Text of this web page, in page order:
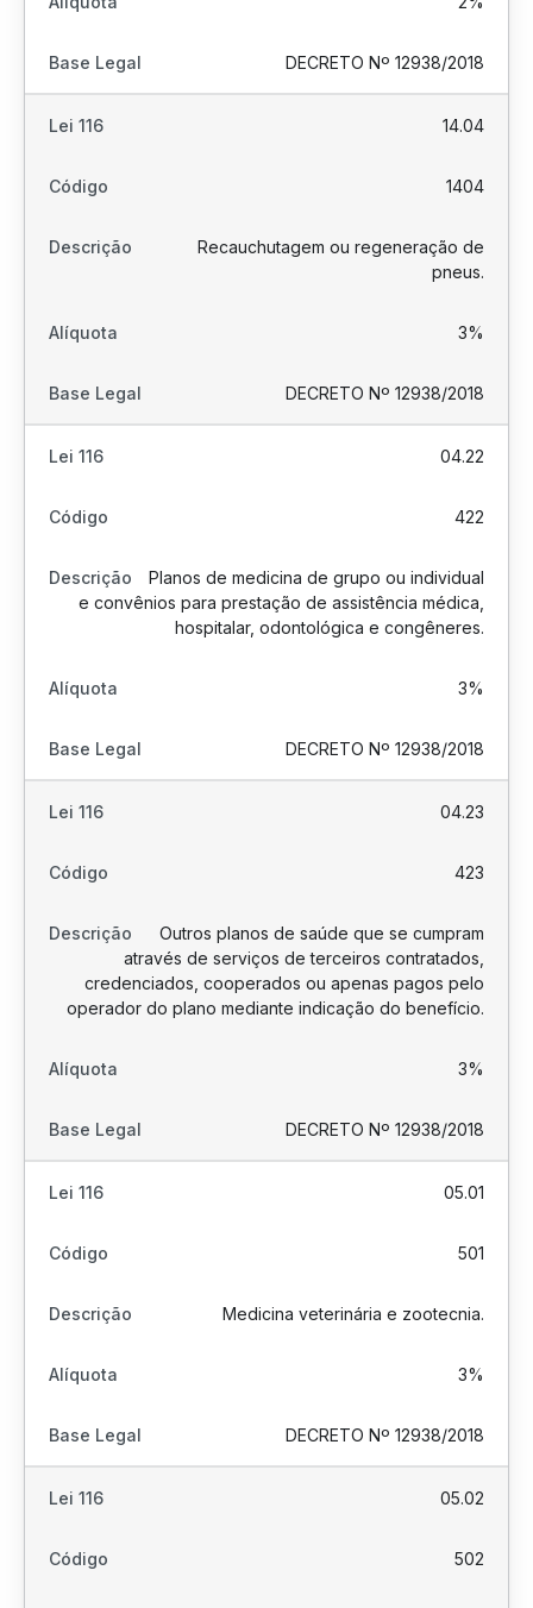
DECRETO Nº 12938/2018
14.04
1404
Recauchutagem ou regeneração de
pneus.
3%
DECRETO Nº 12938/2018
04.22
422
Planos de medicina de grupo ou individual
e convênios para prestação de assistência médica,
hospitalar, odontológica e congêneres.
3%
DECRETO Nº 12938/2018
04.23
423
Outros planos de saúde que se cumpram
através de serviços de terceiros contratados,
credenciados, cooperados ou apenas pagos pelo
operador do plano mediante indicação do benefício.
3%
DECRETO Nº 12938/2018
05.01
501
Medicina veterinária e zootecnia.
3%
DECRETO Nº 12938/2018
05.02
502